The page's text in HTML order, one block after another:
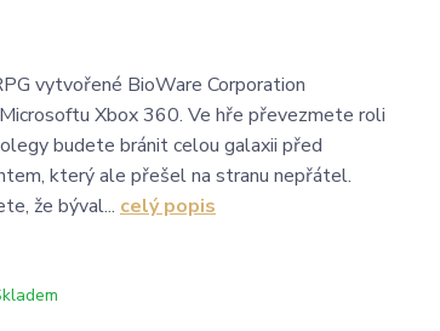
vytvořené BioWare Corporation
Xbox 360. Ve hře převezmete roli
budete bránit celou galaxii před
který ale přešel na stranu nepřátel.
že býval... celý popis